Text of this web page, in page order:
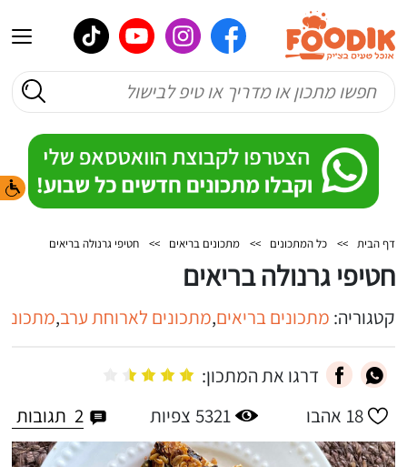
דף הבית >> כל המתכונים >> מתכונים בריאים >> חטיפי גרנולה בריאים
חטיפי גרנולה בריאים
קטגוריה: מתכונים בריאים,מתכונים לארוחת ערב,
דרגו את המתכון:
18 אהבו 5321 צפיות 2 תגובות